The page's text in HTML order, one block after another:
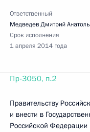
Ответственный
Медведев Дмитрий
Срок исполнения
1 апреля 2014 года
Пр-3050, п.2
Правительству
и внести в
Российской